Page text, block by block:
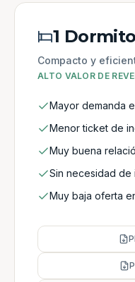
1
Compacto y
ALTO VALOR DE
Mayor demanda
Menor ticket de
Muy buena
Sin necesidad de
Muy baja oferta